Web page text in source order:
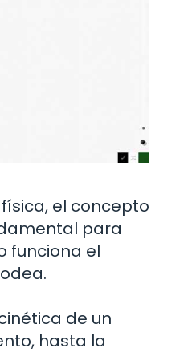
el concepto
para
funciona el
de un
hasta la